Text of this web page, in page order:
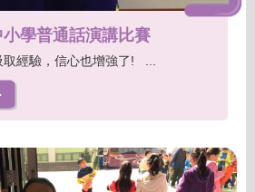
學普通話演講比賽
經驗，信心也增強了! ...